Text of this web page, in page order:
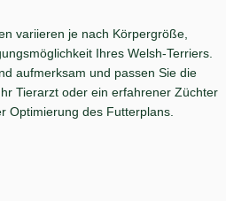
variieren je nach Körpergröße,
Ihres Welsh-Terriers.
aufmerksam und passen Sie die
Tierarzt oder ein erfahrener Züchter
Optimierung des Futterplans.